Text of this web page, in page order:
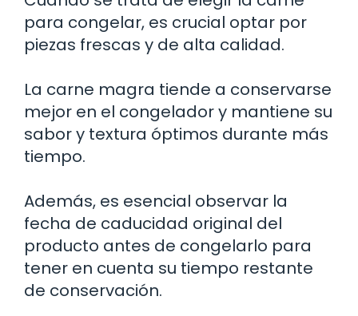
para congelar, es crucial optar por
piezas frescas y de alta calidad.
La carne magra tiende a conservarse
mejor en el congelador y mantiene su
sabor y textura óptimos durante más
tiempo.
Además, es esencial observar la
fecha de caducidad original del
producto antes de congelarlo para
tener en cuenta su tiempo restante
de conservación.